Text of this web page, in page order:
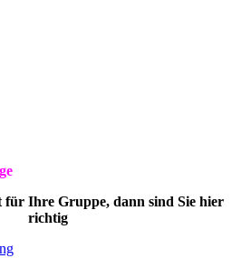
für Ihre Gruppe, dann sind Sie hier
richtig